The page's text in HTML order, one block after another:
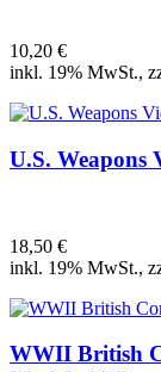
10,20 €
inkl. 19% MwSt.,
U.S. Weapons
18,50 €
inkl. 19% MwSt.,
WWII British